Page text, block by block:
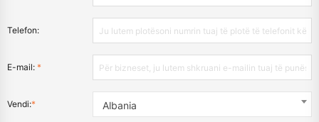
Telefon:
E-mail: *
Vendi:* Albania